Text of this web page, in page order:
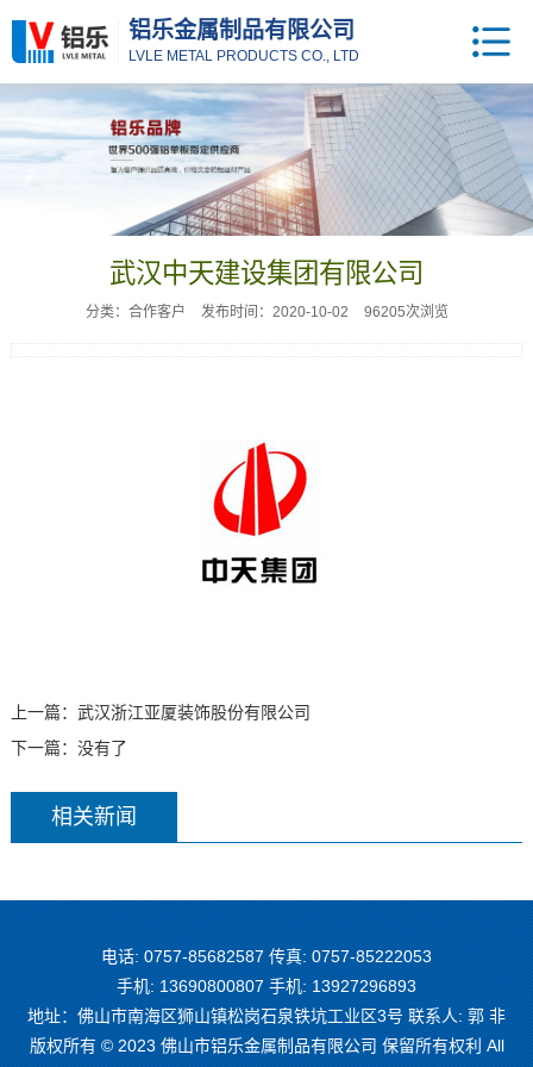
铝乐金属制品有限公司
LVLE METAL PRODUCTS CO., LTD
武汉中天建设集团有限公司
分类：合作客户 发布时间：2020-10-02 96205次浏览
上一篇： 武汉浙江亚厦装饰股份有限公司
下一篇：没有了
相关新闻
电话: 0757-85682587 传真: 0757-85222053
手机: 13690800807 手机: 13927296893
地址：佛山市南海区狮山镇松岗石泉铁坑工业区3号 联系人: 郭 非
版权所有 © 2023 佛山市铝乐金属制品有限公司 保留所有权利 All